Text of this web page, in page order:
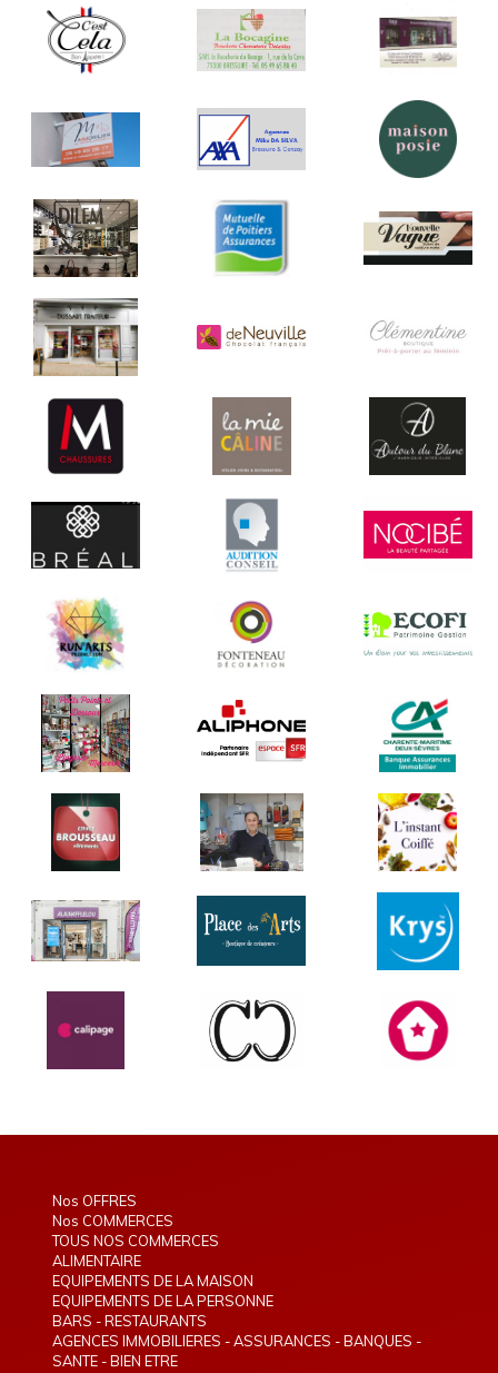
Nos OFFRES
Nos COMMERCES
TOUS NOS COMMERCES
ALIMENTAIRE
EQUIPEMENTS DE LA MAISON
EQUIPEMENTS DE LA PERSONNE
BARS - RESTAURANTS
AGENCES IMMOBILIERES - ASSURANCES - BANQUES -
TELEPHONIE - INTERIM
SANTE - BIEN ETRE